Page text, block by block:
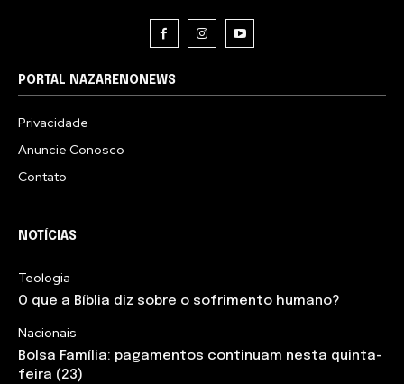
PORTAL NAZARENONEWS
Privacidade
Anuncie Conosco
Contato
NOTÍCIAS
Teologia
O que a Bíblia diz sobre o sofrimento humano?
Nacionais
Bolsa Família: pagamentos continuam nesta quinta-
feira (23)